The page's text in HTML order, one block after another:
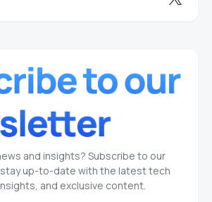
and insights? Subscribe to our
up-to-date with the latest tech
and exclusive content.